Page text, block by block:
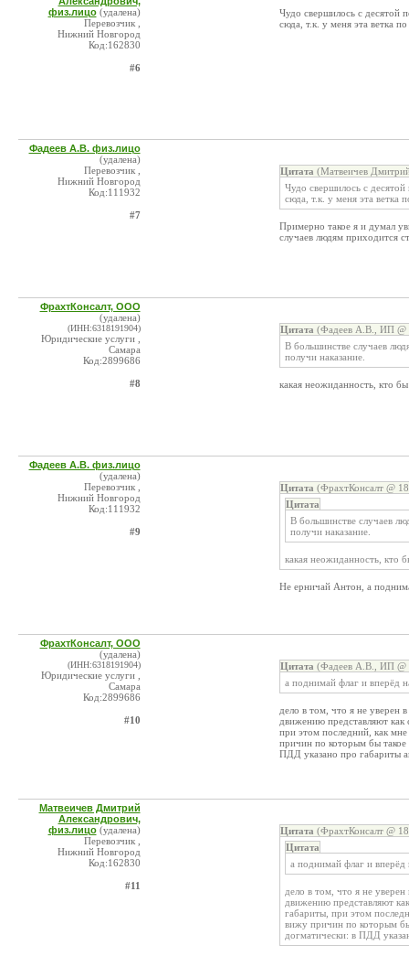
физ.лицо (удалена)
Перевозчик ,
Нижний Новгород
Код:162830
#6
Чудо свершилось с десятой
сюда, т.к. у меня эта ветка
Фадеев А.В. физ.лицо
(удалена)
Перевозчик ,
Нижний Новгород
Код:111932
#7
Цитата (Матвеичев
Чудо свершилось с
сюда, т.к. у меня эта ветка
Примерно такое я и думал
случаев людям приходится
ФрахтКонсалт, ООО
(удалена)
(ИНН:6318191904)
Юридические услуги ,
Самара
Код:2899686
#8
Цитата (Фадеев А.В., ИП @
В большинстве случаев
получи наказание.
какая неожиданность, кто
Фадеев А.В. физ.лицо
(удалена)
Перевозчик ,
Нижний Новгород
Код:111932
#9
Цитата (ФрахтКонсалт @
Цитата
В большинстве случаев
получи наказание.
какая неожиданность, кто
Не ерничай Антон, а
ФрахтКонсалт, ООО
(удалена)
(ИНН:6318191904)
Юридические услуги ,
Самара
Код:2899686
#10
Цитата (Фадеев А.В., ИП @
а поднимай флаг и вперёд
дело в том, что я не уверен
движению представляют как
при этом последний, как
причин по которым бы такое
ПДД указано про габариты
Матвеичев Дмитрий
Александрович,
физ.лицо (удалена)
Перевозчик ,
Нижний Новгород
Код:162830
#11
Цитата (ФрахтКонсалт @
Цитата
а поднимай флаг и
дело в том, что я не
движению представляют
габариты, при этом
вижу причин по которым
догматически: в ПДД